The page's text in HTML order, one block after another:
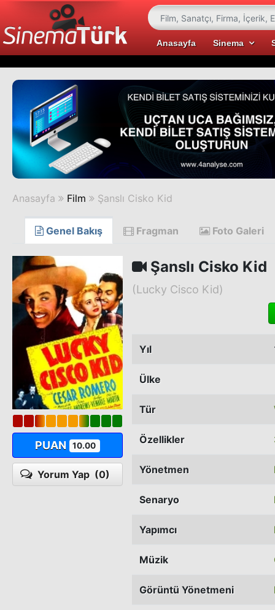
Anasayfa Sinema
Anasayfa Film Şanslı Cisko Kid
Genel Bakış Fragman Foto Galeri
PUAN 10.00
Yorum Yap (0)
Şanslı Cisko Kid
(Lucky Cisco Kid)
Yıl
Ülke
Tür
Özellikler
Yönetmen
Senaryo
Yapımcı
Müzik
Görüntü Yönetmeni